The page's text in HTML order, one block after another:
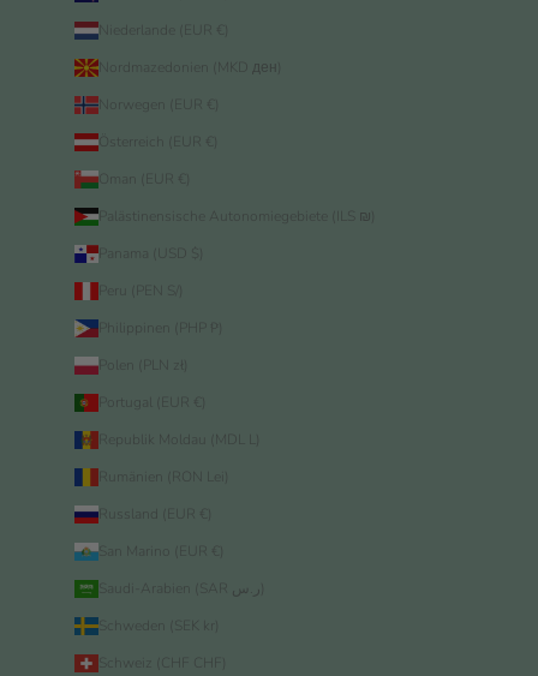
Niederlande (EUR €)
Nordmazedonien (MKD ден)
Norwegen (EUR €)
Österreich (EUR €)
Oman (EUR €)
Palästinensische Autonomiegebiete (ILS ₪)
Panama (USD $)
Peru (PEN S/)
Philippinen (PHP ₱)
Polen (PLN zł)
Portugal (EUR €)
Republik Moldau (MDL L)
Rumänien (RON Lei)
Russland (EUR €)
San Marino (EUR €)
Schweden (SEK kr)
Schweiz (CHF CHF)